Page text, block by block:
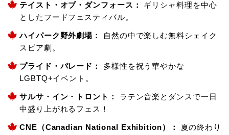
テイスト・オブ・ダンフォース ：
ギリシャ料理を中心
としたフードフェスティバル。
ハイパーク野外劇場 ：
自然の中で楽しむ無料シェイク
スピア劇。
プライド・パレード ：
多様性を祝う華やかな
LGBTQ+イベント。
サルサ・イン・トロント ：
ラテン音楽とダンスで一日
中盛り上がれるフェス！
CNE（Canadian National Exhibition） ： 夏の終わり